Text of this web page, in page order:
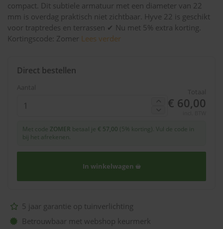
compact. Dit subtiele armatuur met een diameter van 22
mm is overdag praktisch niet zichtbaar. Hyve 22 is geschikt
voor traptredes en terrassen ✔ Nu met 5% extra korting.
Kortingscode: Zomer Lees verder
Direct bestellen
Aantal Totaal
€ 60,00
Met code ZOMER betaal je € 57,00 (5% korting). Vul de code in
bij het afrekenen.
In winkelwagen
5 jaar garantie op tuinverlichting
Betrouwbaar met webshop keurmerk